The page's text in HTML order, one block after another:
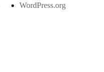
WordPress.org